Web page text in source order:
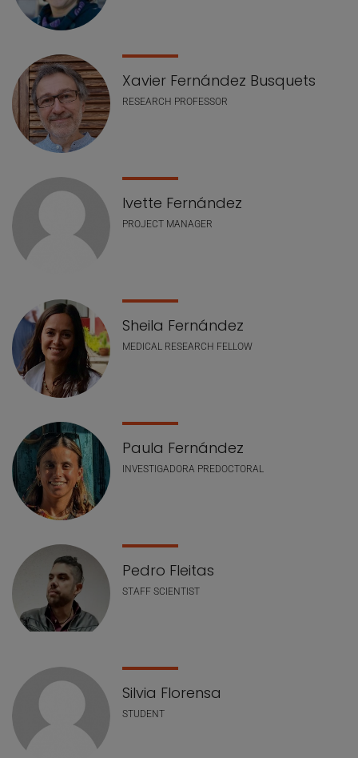
Xavier Fernández Busquets
RESEARCH PROFESSOR
Ivette Fernández
PROJECT MANAGER
Sheila Fernández
MEDICAL RESEARCH FELLOW
Paula Fernández
INVESTIGADORA PREDOCTORAL
Pedro Fleitas
STAFF SCIENTIST
Silvia Florensa
STUDENT